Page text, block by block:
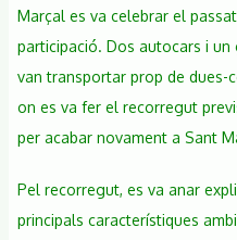
Marçal es va celebrar el
participació. Dos autocars i
van transportar prop de dues-
on es va fer el recorregut
per acabar novament a Sant
Pel recorregut, es va anar
principals característiques